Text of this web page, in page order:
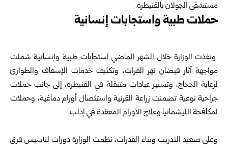
مستشفى الجولان بالقنيطرة.
حملات طبية واستجابات إنسانية
ونفذت الوزارة خلال الشهر الماضي استجابات طبية وإنسانية شملت
مواجهة آثار فيضان نهر الفرات، وتكثيف خدمات الإسعاف والطوارئ
لرعاية الحجاج، وتسيير عيادات متنقلة في القنيطرة، إلى جانب حملات
جراحية نوعية تضمنت زراعة القرنية واستئصال أورام دماغية، وحملات
لمكافحة الليشمانيا وعلاج الأورام المعقدة في إدلب.
وعلى صعيد التدريب وبناء القدرات، نظمت الوزارة دورات لتأسيس فرق